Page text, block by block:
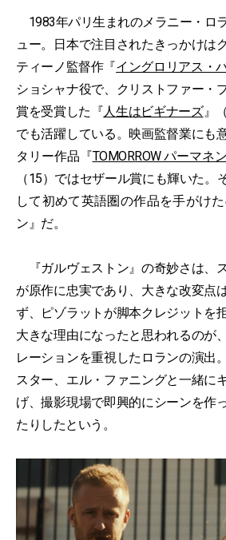
1983年パリ生まれのメラニー・ロ
ュー。日本で注目されたきっかけは
ティーノ監督作『イングロリアス・
ショシャナ役で、クリストファー・
賞を受賞した『人生はビギナーズ』
でも活躍している。映画監督業にも
タリー作品『TOMORROW パーマネ
（15）ではセザール賞にも輝いた。
して初めて英語圏の作品を手がけ
ン』だ。
『ガルヴェストン』の奇妙さは、
が原作に忠実であり、大きな改変点
ず、ピゾラットが脚本クレジットを
大きな理由になったと思われるのが
レーションを重視したロランの演出
スター、エル・ファニングと一緒に
げ、撮影現場で即興的にシーンを作
たりしたという。